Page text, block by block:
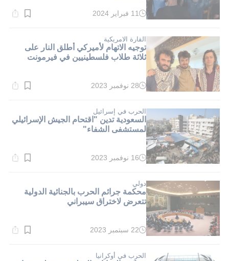
وقت
دقيقة.
11 فبراير 2024
القارة الامريكية
توجيه الاتهام لأميركي أطلق النار على
ثلاثة طلاب فلسطينيين في فيرمونت
وقت
دقيقة.
28 نوفمبر 2023
الحرب في إسرائيل
السعودية تدين "اقتحام الجيش الإسرائيلي
لمستشفى الشفاء"
وقت
دقيقة.
16 نوفمبر 2023
دولي
محكمة جرائم الحرب بالجنائية الدولية
تتعرض لاختراق سيبراني
وقت
دقيقة.
22 سبتمبر 2023
الحرب في أوكرانيا